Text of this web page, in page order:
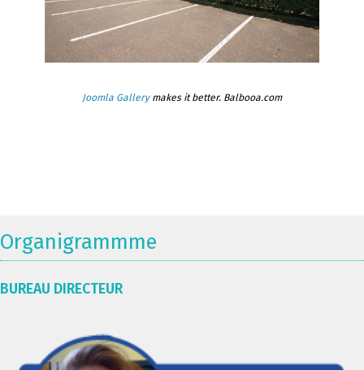
Joomla Gallerymakes it better. Balbooa.com
Organigrammme
BUREAU DIRECTEUR